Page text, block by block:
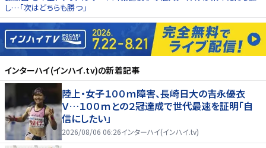
し…「次はどちらも勝つ」
インターハイ(インハイ.tv)の新着記事
陸上・女子１００ｍ障害、長崎日大の吉永優衣
Ｖ…１００ｍとの２冠達成で世代最速を証明「自
信にしたい」
2026/08/06 06:26インターハイ(インハイ.tv)